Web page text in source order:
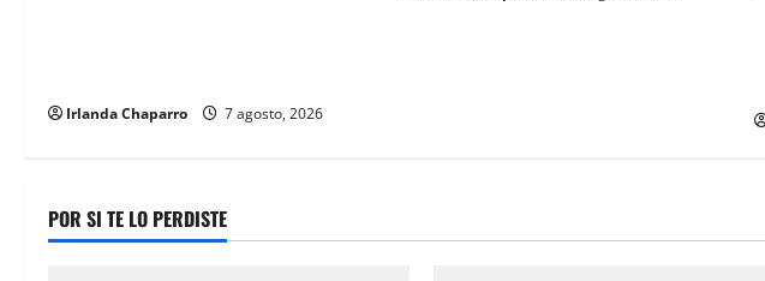
Irlanda Chaparro 7 agosto, 2026
POR SI TE LO PERDISTE